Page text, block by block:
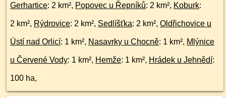
Gerhartice: 2 km², Popovec u Řepníků: 2 km², Koburk:
2 km², Rýdrovice: 2 km², Sedlíšťka: 2 km², Oldřichovice u
Ústí nad Orlicí: 1 km², Nasavrky u Chocně: 1 km², Mlýnice
u Červené Vody: 1 km², Hemže: 1 km², Hrádek u Jehnědí:
100 ha,